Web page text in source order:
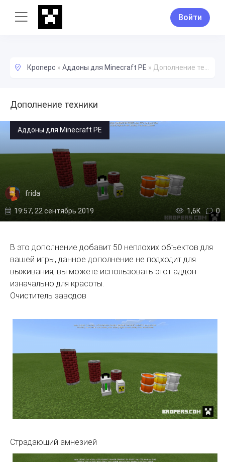
Войти
Кроперс » Аддоны для Minecraft PE » Дополнение техники
Дополнение техники
Аддоны для Minecraft PE
frida
19:57, 22 сентябрь 2019 1,6К 0
В это дополнение добавит 50 неплохих объектов для
вашей игры, данное дополнение не подходит для
выживания, вы можете использовать этот аддон
изначально для красоты.
Очиститель заводов
Страдающий амнезией